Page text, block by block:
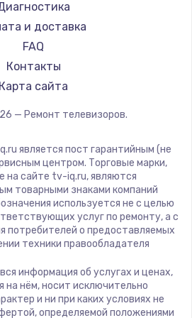
видеокарты
1600 руб.
Заказать
разъема питания
880 руб.
Заказать
видеочипа
2745 руб.
Заказать
2600 руб.
Заказать
Hyundai
Doffler
Hiper
Grundig
HITACHI
Yandex
National
iFFALCON
Tuvio
Nord
BenQ
и доставка
FAQ
Контакты
Карта сайта
— Ремонт телевизоров.
является пост гарантийным (не
центром. Торговые марки,
на сайте tv-iq.ru, являются
товарными знаками компаний
используется не с целью
услуг по ремонту, а с
потребителей о предоставляемых
техники правообладателя
информация об услугах и ценах,
на нём, носит исключительно
и ни при каких условиях не
определяемой положениями